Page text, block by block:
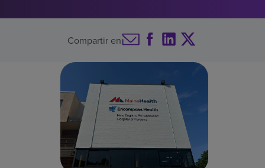
Inversores
Pagar mi factura
Compartir en